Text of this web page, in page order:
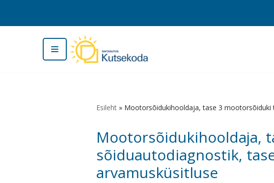
Skip
Esileht» Mootorsõidukihooldaja, tase 3 mootorsõiduki
Mootorsõidukihooldaja,
sõiduautodiagnostik,
arvamusküsitluse